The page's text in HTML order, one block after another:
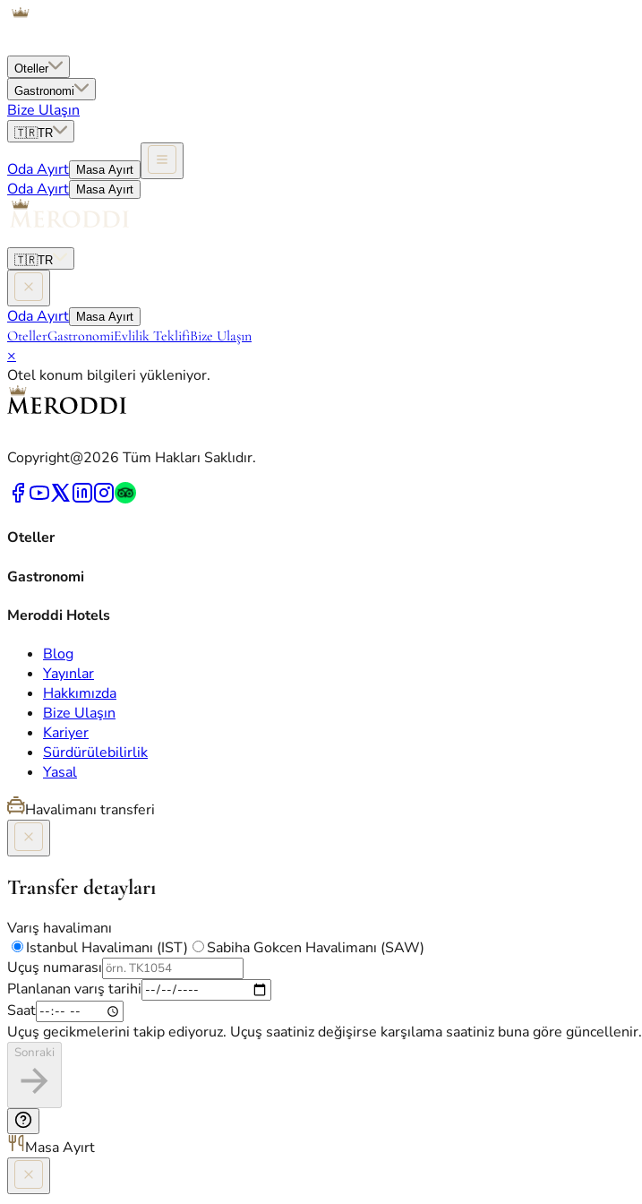
Oteller
Gastronomi
Bize Ulaşın
🇹🇷TR
Oda Ayırt Masa Ayırt
Oda Ayırt Masa Ayırt
🇹🇷TR
Oda Ayırt Masa Ayırt
OtellerGastronomiEvlilik TeklifiBize Ulaşın
×
Otel konum bilgileri yükleniyor.
Copyright@2026 Tüm Hakları Saklıdır.
Oteller
Gastronomi
Meroddi Hotels
Blog
Yayınlar
Hakkımızda
Bize Ulaşın
Kariyer
Sürdürülebilirlik
Yasal
Havalimanı transferi
Transfer detayları
Varış havalimanı
Istanbul Havalimanı (IST)
Sabiha Gokcen Havalimanı (SAW)
Uçuş numarası
Planlanan varış tarihi
Saat
Uçuş gecikmelerini takip ediyoruz. Uçuş saatiniz değişirse karşılama saatiniz buna göre güncellenir.
Sonraki
Masa Ayırt